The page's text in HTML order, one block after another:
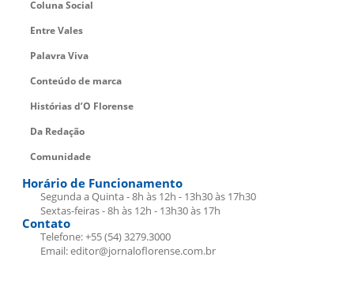
Coluna Social
Entre Vales
Palavra Viva
Conteúdo de marca
Histórias d’O Florense
Da Redação
Comunidade
Horário de Funcionamento
Segunda a Quinta - 8h às 12h - 13h30 às 17h30
Sextas-feiras - 8h às 12h - 13h30 às 17h
Contato
Telefone: +55 (54) 3279.3000
Email: editor@jornaloflorense.com.br